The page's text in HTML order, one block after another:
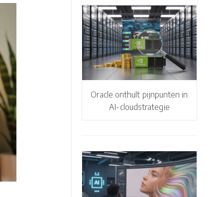
Oracle onthult pijnpunten in
AI-cloudstrategie